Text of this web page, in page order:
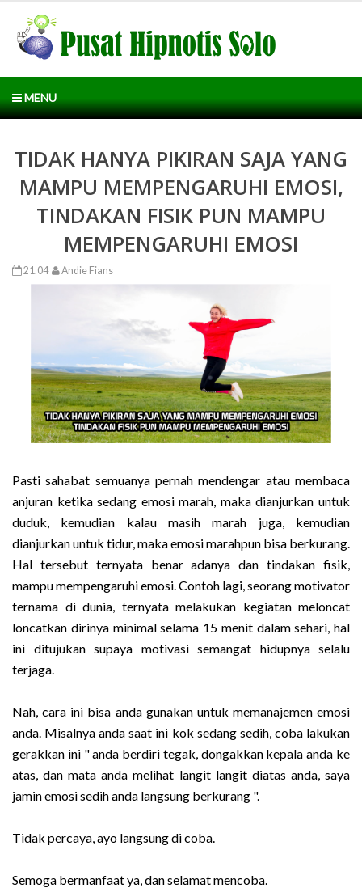
MENU
TIDAK HANYA PIKIRAN SAJA YANG
MAMPU MEMPENGARUHI EMOSI,
TINDAKAN FISIK PUN MAMPU
MEMPENGARUHI EMOSI
21.04 Andie Fians
Pasti sahabat semuanya pernah mendengar atau membaca
anjuran ketika sedang emosi marah, maka dianjurkan untuk
duduk, kemudian kalau masih marah juga, kemudian
dianjurkan untuk tidur, maka emosi marahpun bisa berkurang.
Hal tersebut ternyata benar adanya dan tindakan fisik,
mampu mempengaruhi emosi. Contoh lagi, seorang motivator
ternama di dunia, ternyata melakukan kegiatan meloncat
loncatkan dirinya minimal selama 15 menit dalam sehari, hal
ini ditujukan supaya motivasi semangat hidupnya selalu
terjaga.
Nah, cara ini bisa anda gunakan untuk memanajemen emosi
anda. Misalnya anda saat ini kok sedang sedih, coba lakukan
gerakkan ini " anda berdiri tegak, dongakkan kepala anda ke
atas, dan mata anda melihat langit langit diatas anda, saya
jamin emosi sedih anda langsung berkurang ".
Tidak percaya, ayo langsung di coba.
Semoga bermanfaat ya, dan selamat mencoba.